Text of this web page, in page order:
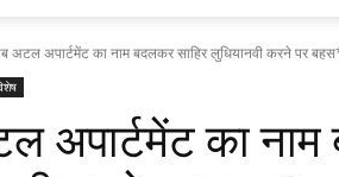
अटल अपार्टमेंट का नाम बदलकर साहिर लुधियानवी करने पर
अपार्टमेंट का नाम